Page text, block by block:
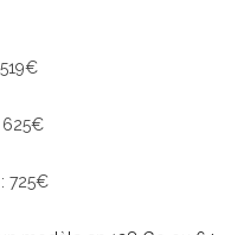
625€
: 725€